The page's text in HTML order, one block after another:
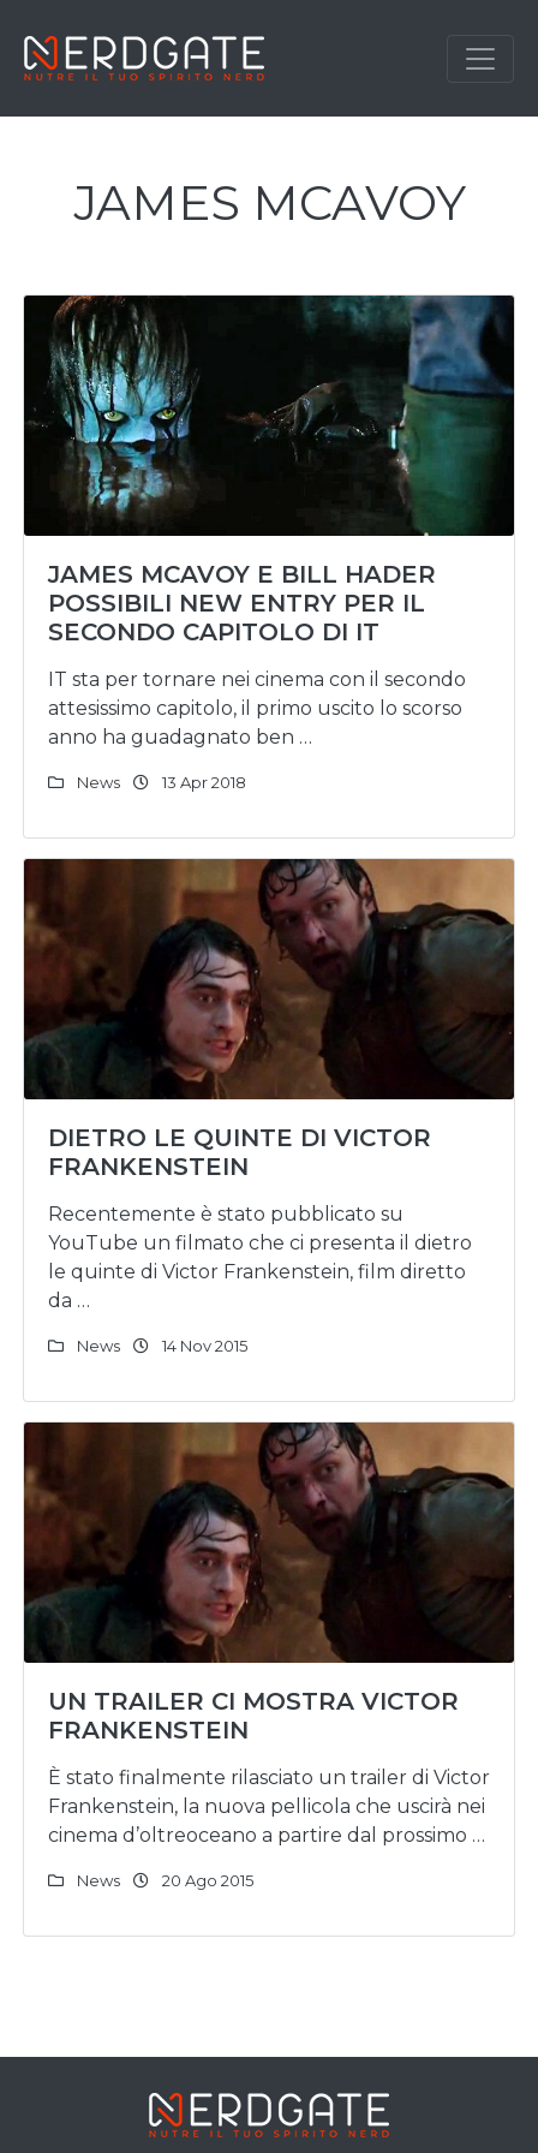
JAMES MCAVOY
JAMES MCAVOY E BILL HADER
POSSIBILI NEW ENTRY PER IL
SECONDO CAPITOLO DI IT
IT sta per tornare nei cinema con il secondo
attesissimo capitolo, il primo uscito lo scorso
anno ha guadagnato ben …
News 13 Apr 2018
DIETRO LE QUINTE DI VICTOR
FRANKENSTEIN
Recentemente è stato pubblicato su
YouTube un filmato che ci presenta il dietro
le quinte di Victor Frankenstein, film diretto
da …
News 14 Nov 2015
UN TRAILER CI MOSTRA VICTOR
FRANKENSTEIN
È stato finalmente rilasciato un trailer di Victor
Frankenstein, la nuova pellicola che uscirà nei
cinema d’oltreoceano a partire dal prossimo …
News 20 Ago 2015